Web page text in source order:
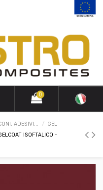
0
ADESIVI...
GEL
ISOFTALICO -